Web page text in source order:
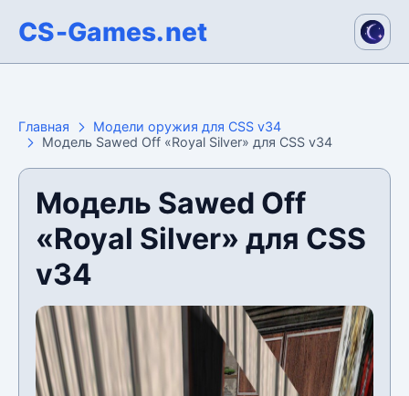
CS-Games.net
Главная
Модели оружия для CSS v34
Модель Sawed Off «Royal Silver» для CSS v34
Модель Sawed Off
«Royal Silver» для CSS
v34